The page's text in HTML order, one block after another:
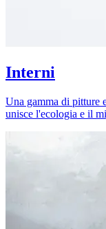
Interni
Una gamma di pitture
unisce l'ecologia e il